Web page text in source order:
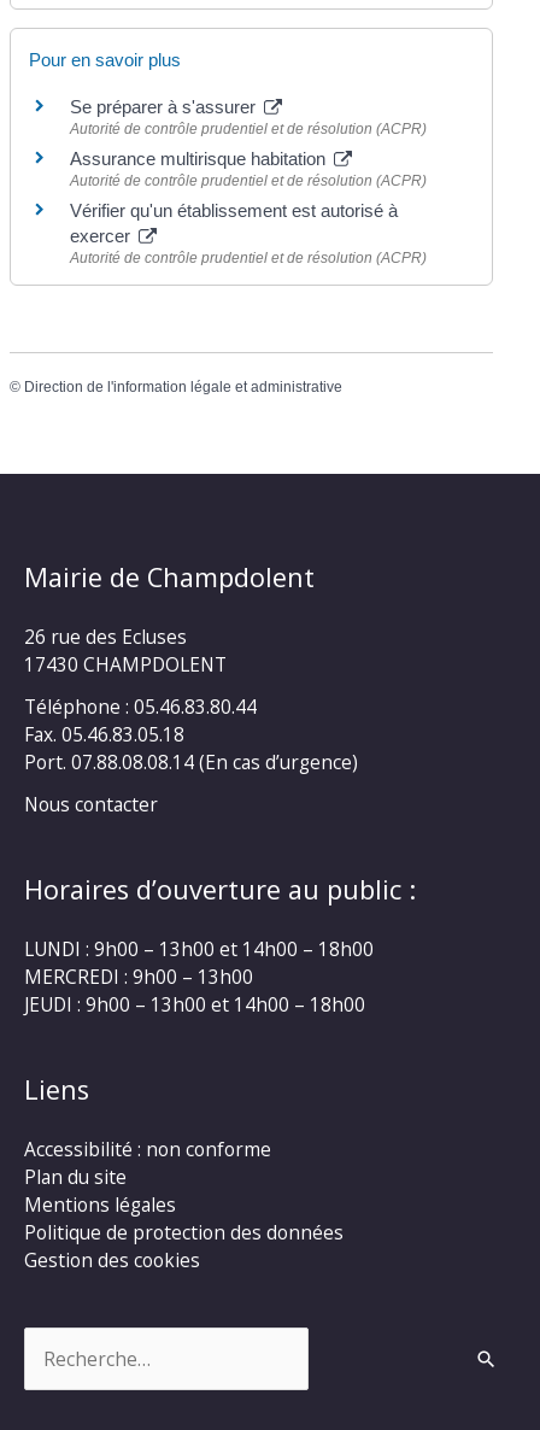
Pour en savoir plus
Se préparer à s'assurer
Autorité de contrôle prudentiel et de résolution (ACPR)
Assurance multirisque habitation
Autorité de contrôle prudentiel et de résolution (ACPR)
Vérifier qu'un établissement est autorisé à
exercer
Autorité de contrôle prudentiel et de résolution (ACPR)
© Direction de l'information légale et administrative
Mairie de Champdolent
26 rue des Ecluses
17430 CHAMPDOLENT
Téléphone : 05.46.83.80.44
Fax. 05.46.83.05.18
Port. 07.88.08.08.14 (En cas d’urgence)
Nous contacter
Horaires d’ouverture au public :
LUNDI : 9h00 – 13h00 et 14h00 – 18h00
MERCREDI : 9h00 – 13h00
JEUDI : 9h00 – 13h00 et 14h00 – 18h00
Liens
Accessibilité : non conforme
Plan du site
Mentions légales
Politique de protection des données
Gestion des cookies